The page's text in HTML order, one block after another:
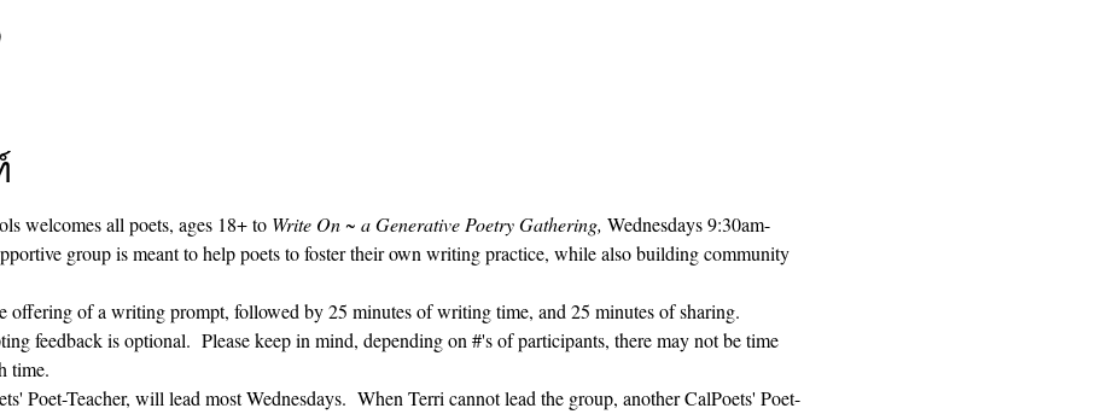
welcomes all poets, ages 18+ to Write On ~ a Generative Poetry Gathering, Wednesdays 9:30am-
group is meant to help poets to foster their own writing practice, while also building community
offering of a writing prompt, followed by 25 minutes of writing time, and 25 minutes of sharing.
feedback is optional.  Please keep in mind, depending on #'s of participants, there may not be time
time.
Poet-Teacher, will lead most Wednesdays.  When Terri cannot lead the group, another CalPoets' Poet-